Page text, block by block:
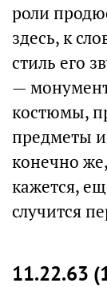
роли
здесь, к
стиль его
—
костюмы,
предметы
конечно
кажется,
случится
11.22.63